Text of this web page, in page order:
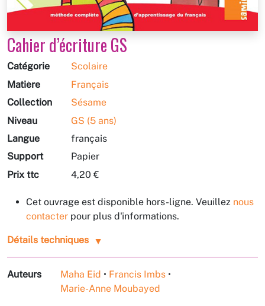
Cahier d’écriture GS
Catégorie
Scolaire
Matière
Français
Collection
Sésame
Niveau
GS (5 ans)
Langue
français
Support
Papier
Prix ttc
4,20 €
Cet ouvrage est disponible hors-ligne. Veuillez nous
contacter pour plus d'informations.
Détails techniques
Auteurs Maha Eid • Francis Imbs •
Marie-Anne Moubayed